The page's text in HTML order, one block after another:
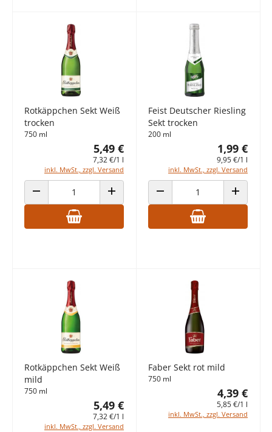
Rotkäppchen Sekt Weiß
trocken
750 ml
5,49 €
7,32 €/1 l
inkl. MwSt., zzgl. Versand
ANZAHL VERRINGERN ANZAHL ERHÖHEN
Feist Deutscher Riesling
Sekt trocken
200 ml
1,99 €
9,95 €/1 l
inkl. MwSt., zzgl. Versand
ANZAHL VERRINGERN ANZAHL
Rotkäppchen Sekt Weiß
mild
750 ml
5,49 €
7,32 €/1 l
inkl. MwSt., zzgl. Versand
Faber Sekt rot mild
750 ml
4,39 €
5,85 €/1 l
inkl. MwSt., zzgl. Versand